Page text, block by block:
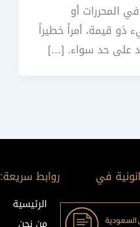
في المحررات أو
قيمة، أمراً خطيراً
على حد سواء. […]
في
روابط سريعة:
الرئيسية